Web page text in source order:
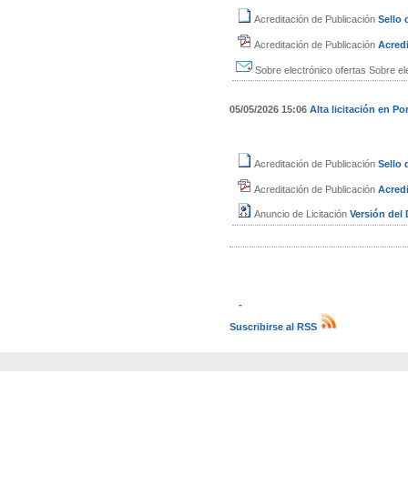
Acreditación de Publicación Sello
Acreditación de Publicación
Sobre electrónico ofertas Sobre
05/05/2026 15:06 Alta licitación en
Acreditación de Publicación Sello
Acreditación de Publicación
Anuncio de Licitación Versión del
-
Suscribirse al RSS